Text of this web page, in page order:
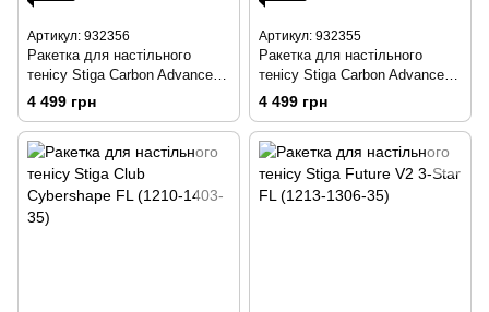
Артикул: 932356
Ракетка для настільного
тенісу Stiga Carbon Advance
Cybershape FL (1215-1101-35)
4 499 грн
Артикул: 932355
Ракетка для настільного
тенісу Stiga Carbon Advance
FL (1215-1001-35)
4 499 грн